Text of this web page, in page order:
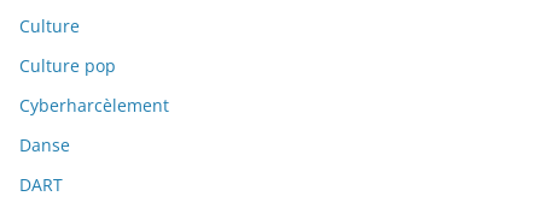
Culture
Culture pop
Cyberharcèlement
Danse
DART